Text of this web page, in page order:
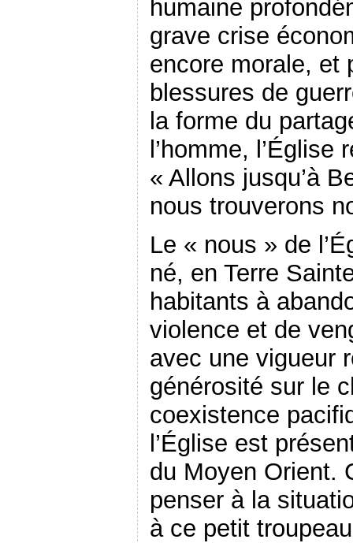
humaine
grave crise
encore morale, et
blessures de
la forme du
l’homme,
« Allons jusqu’à
nous trouverons
Le « nous » de
né, en Terre
habitants à
violence et de
avec une vigueur
générosité sur le
coexistence
l’Église est
du Moyen Orient.
penser à la
à ce petit